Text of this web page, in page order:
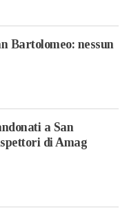
Bartolomeo: nessun
a San
di Amag